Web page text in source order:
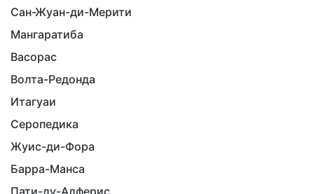
Сан-Жуан-ди-Мерити
Мангаратиба
Васорас
Волта-Редонда
Итагуаи
Серопедика
Жуис-ди-Фора
Барра-Манса